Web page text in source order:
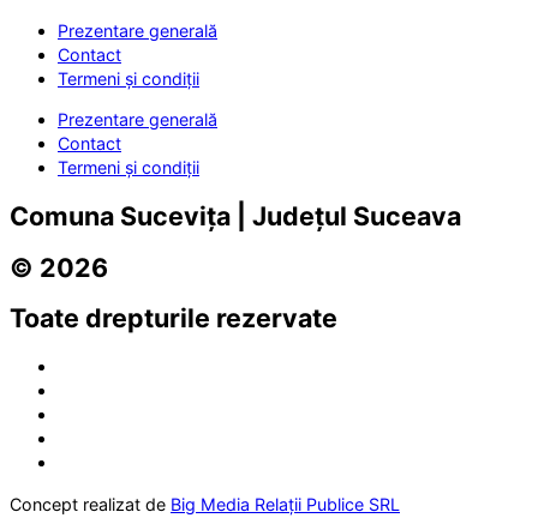
Prezentare generală
Contact
Termeni și condiții
Prezentare generală
Contact
Termeni și condiții
Comuna Sucevița | Județul Suceava
© 2026
Toate drepturile rezervate
Concept realizat de Big Media Relații Publice SRL